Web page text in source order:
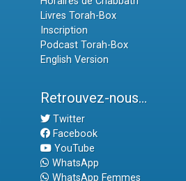
Livres Torah-Box
Inscription
Podcast Torah-Box
English Version
Retrouvez-nous...
Twitter
Facebook
YouTube
WhatsApp
WhatsApp Femmes